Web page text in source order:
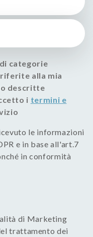
categorie
alla mia
descritte
i termini e
le informazioni
e in base all'art.7
in conformità
di Marketing
trattamento dei